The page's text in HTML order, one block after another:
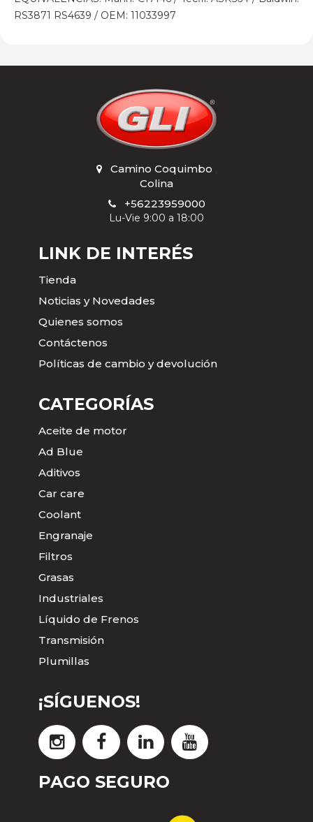
RS3871 RS4639 / OEM: 11033997
Camino Coquimbo
Colina
+56223959000
Lu-Vie 9:00 a 18:00
LINK DE INTERÉS
Tienda
Noticias y Novedades
Quienes somos
Contáctenos
Políticas de cambio y devolución
CATEGORÍAS
Aceite de motor
Ad Blue
Aditivos
Car care
Coolant
Engranaje
Filtros
Grasas
Industriales
Líquido de Frenos
Transmisión
Plumillas
¡SÍGUENOS!
PAGO SEGURO